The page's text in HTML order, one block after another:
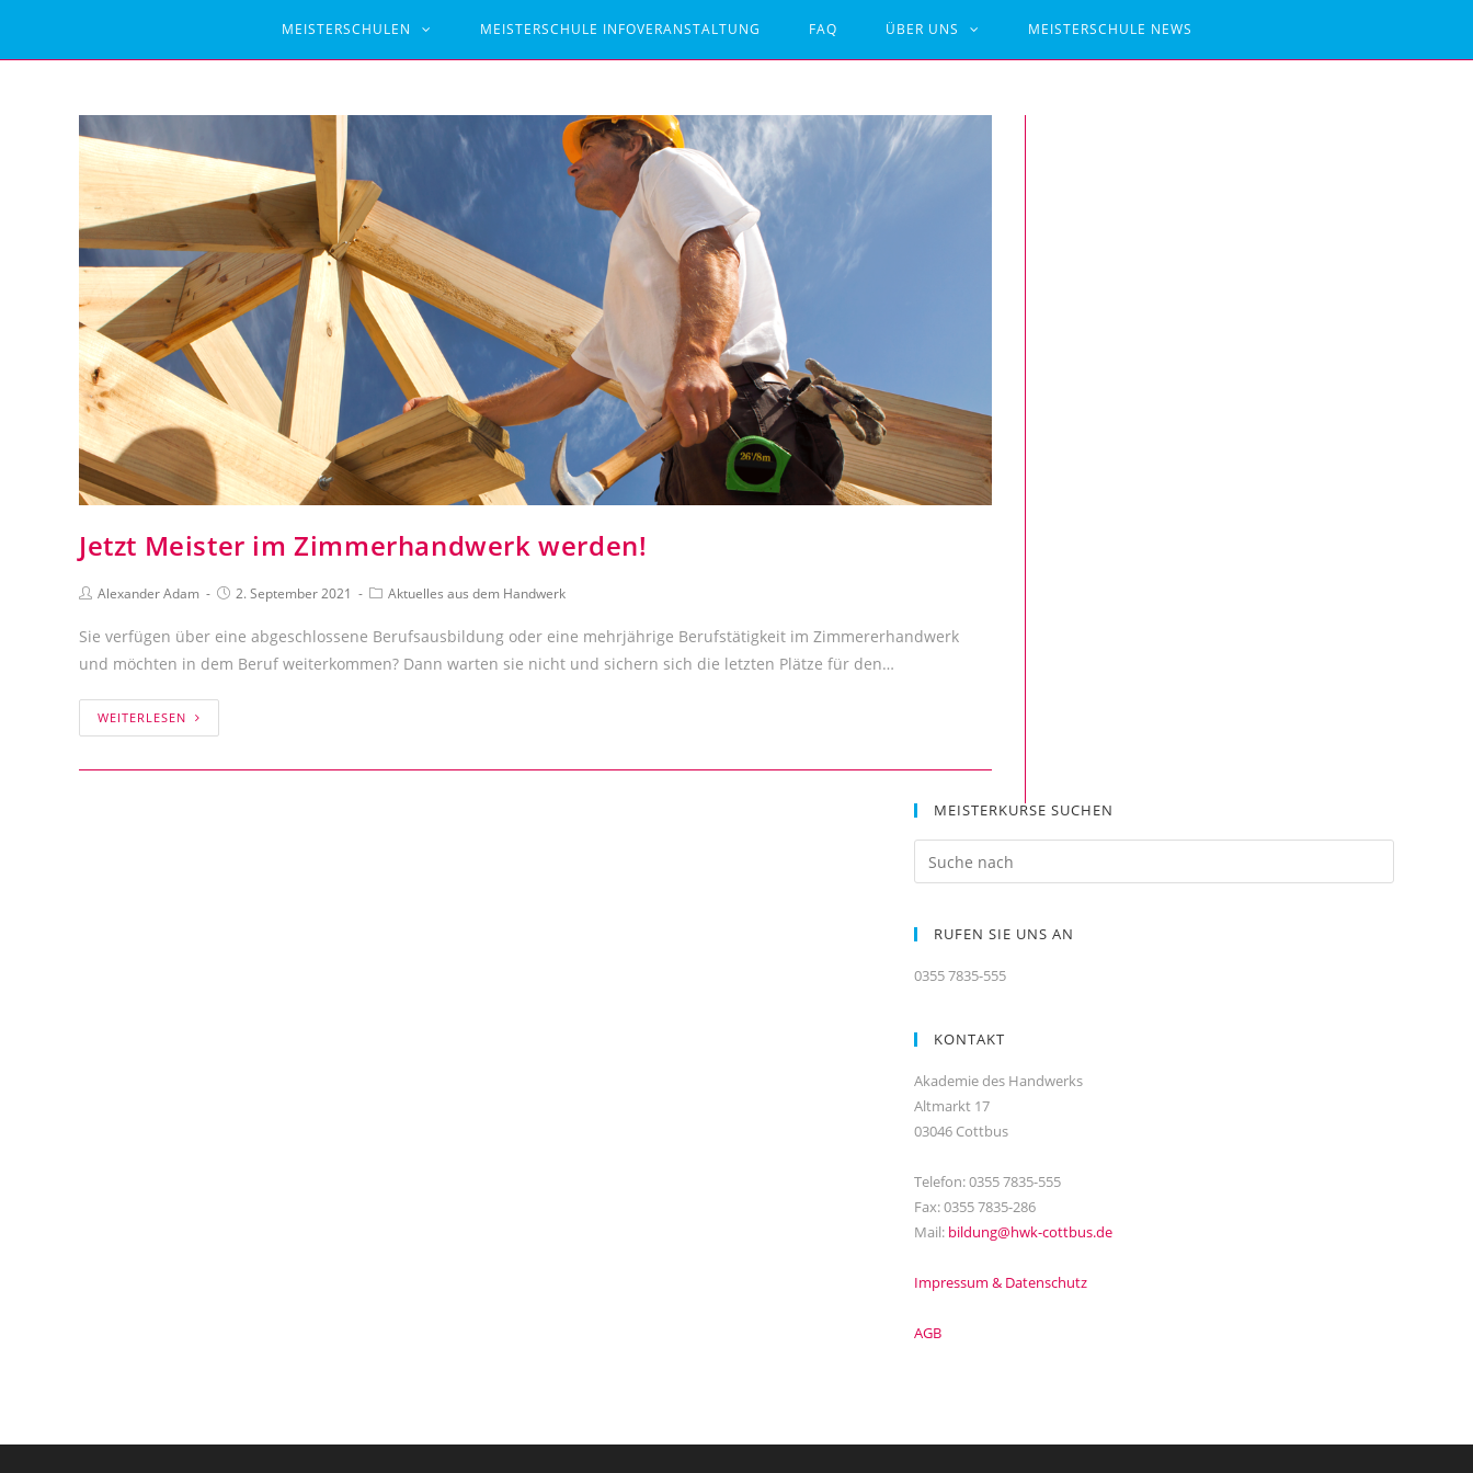
MEISTERSCHULEN MEISTERSCHULE INFOVERANSTALTUNG FAQ ÜBER UNS MEISTERSCHULE NEWS
Jetzt Meister im Zimmerhandwerk werden!
Alexander Adam 2. September 2021 Aktuelles aus dem Handwerk
Sie verfügen über eine abgeschlossene Berufsausbildung oder eine mehrjährige Berufstätigkeit im Zimmererhandwerk
und möchten in dem Beruf weiterkommen? Dann warten sie nicht und sichern sich die letzten Plätze für den…
WEITERLESEN
MEISTERKURSE SUCHEN
RUFEN SIE UNS AN
0355 7835-555
KONTAKT
Akademie des Handwerks
Altmarkt 17
03046 Cottbus
Telefon: 0355 7835-555
Fax: 0355 7835-286
Mail: bildung@hwk-cottbus.de
Impressum & Datenschutz
AGB